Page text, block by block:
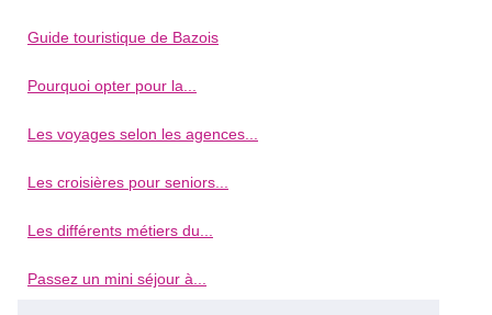
Guide touristique de Bazois
Pourquoi opter pour la...
Les voyages selon les agences...
Les croisières pour seniors...
Les différents métiers du...
Passez un mini séjour à...